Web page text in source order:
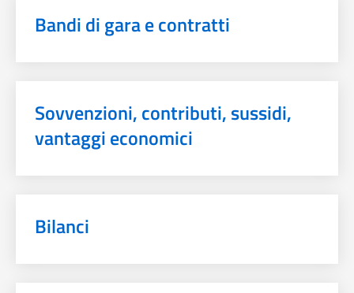
Bandi di gara e contratti
Sovvenzioni, contributi, sussidi,
vantaggi economici
Bilanci